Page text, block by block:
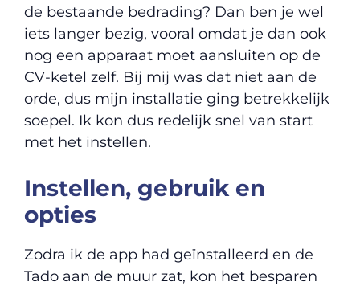
de bestaande bedrading? Dan ben je wel
iets langer bezig, vooral omdat je dan ook
nog een apparaat moet aansluiten op de
CV-ketel zelf. Bij mij was dat niet aan de
orde, dus mijn installatie ging betrekkelijk
soepel. Ik kon dus redelijk snel van start
met het instellen.
Instellen, gebruik en
opties
Zodra ik de app had geïnstalleerd en de
Tado aan de muur zat, kon het besparen